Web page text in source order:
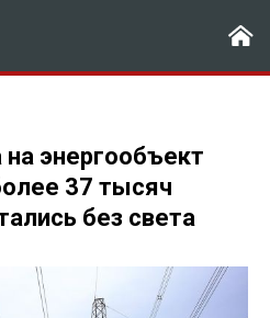
энергообъект
37 тысяч
без света